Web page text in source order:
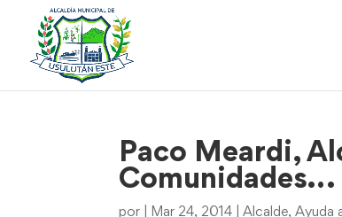
Paco Meardi,
Comunidades…
por Mar 24, 2014 |Alcalde,Ayuda